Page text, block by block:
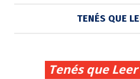
TENÉS QUE
Tenés que Leer